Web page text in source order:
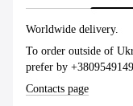
Worldwide delivery.
To order outside of
prefer by
Contacts page